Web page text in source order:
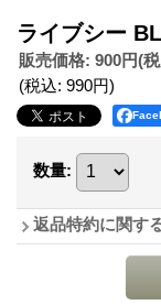
ライブシー
販売価格: 900円(
(税込: 990円)
数量:
返品特約に関す